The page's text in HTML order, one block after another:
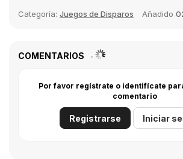
Categoría: Juegos de Disparos Añadido
COMENTARIOS
Por favor regístrate o identifícate
comentario
Registrarse Iniciar